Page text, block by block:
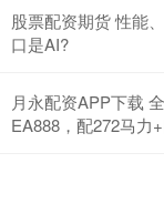
股票配资期货 性能
口是AI?
月永配资APP下载
EA888，配272马力